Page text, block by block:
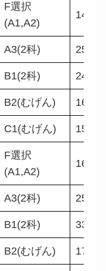
F選択
(A1,A2)
14名
A3(2科) 25名
B1(2科) 24名
B2(むげん) 16名
C1(むげん) 15名
F選択
(A1,A2)
16名
A3(2科) 25名
B1(2科) 33名
B2(むげん) 17名